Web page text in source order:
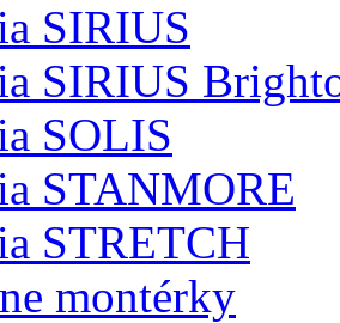
SIRIUS
SIRIUS
SOLIS
STANMORE
STRETCH
montérky